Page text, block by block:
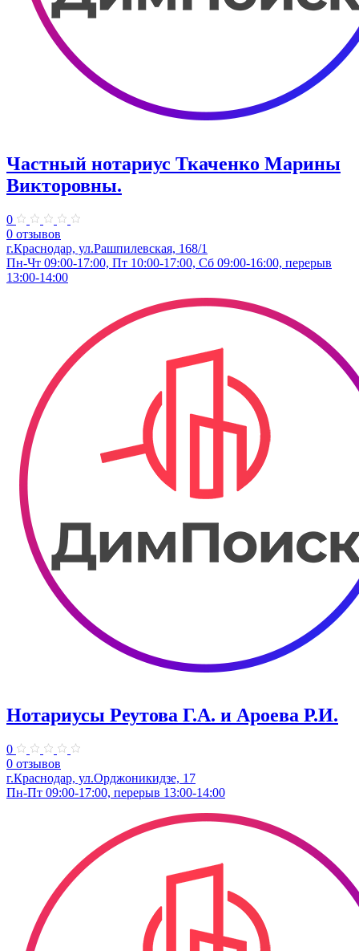
Частный нотариус Ткаченко Марины
Викторовны.
0
0 отзывов
г.Краснодар, ул.Рашпилевская, 168/1
Пн-Чт 09:00-17:00, Пт 10:00-17:00, Сб 09:00-16:00, перерыв
13:00-14:00
Нотариусы Реутова Г.А. и Ароева Р.И.
0
0 отзывов
г.Краснодар, ул.Орджоникидзе, 17
Пн-Пт 09:00-17:00, перерыв 13:00-14:00